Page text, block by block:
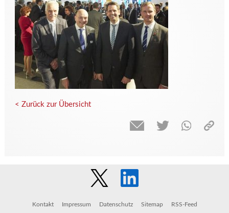
< Zurück zur Übersicht
Kontakt Impressum Datenschutz Sitemap RSS-Feed